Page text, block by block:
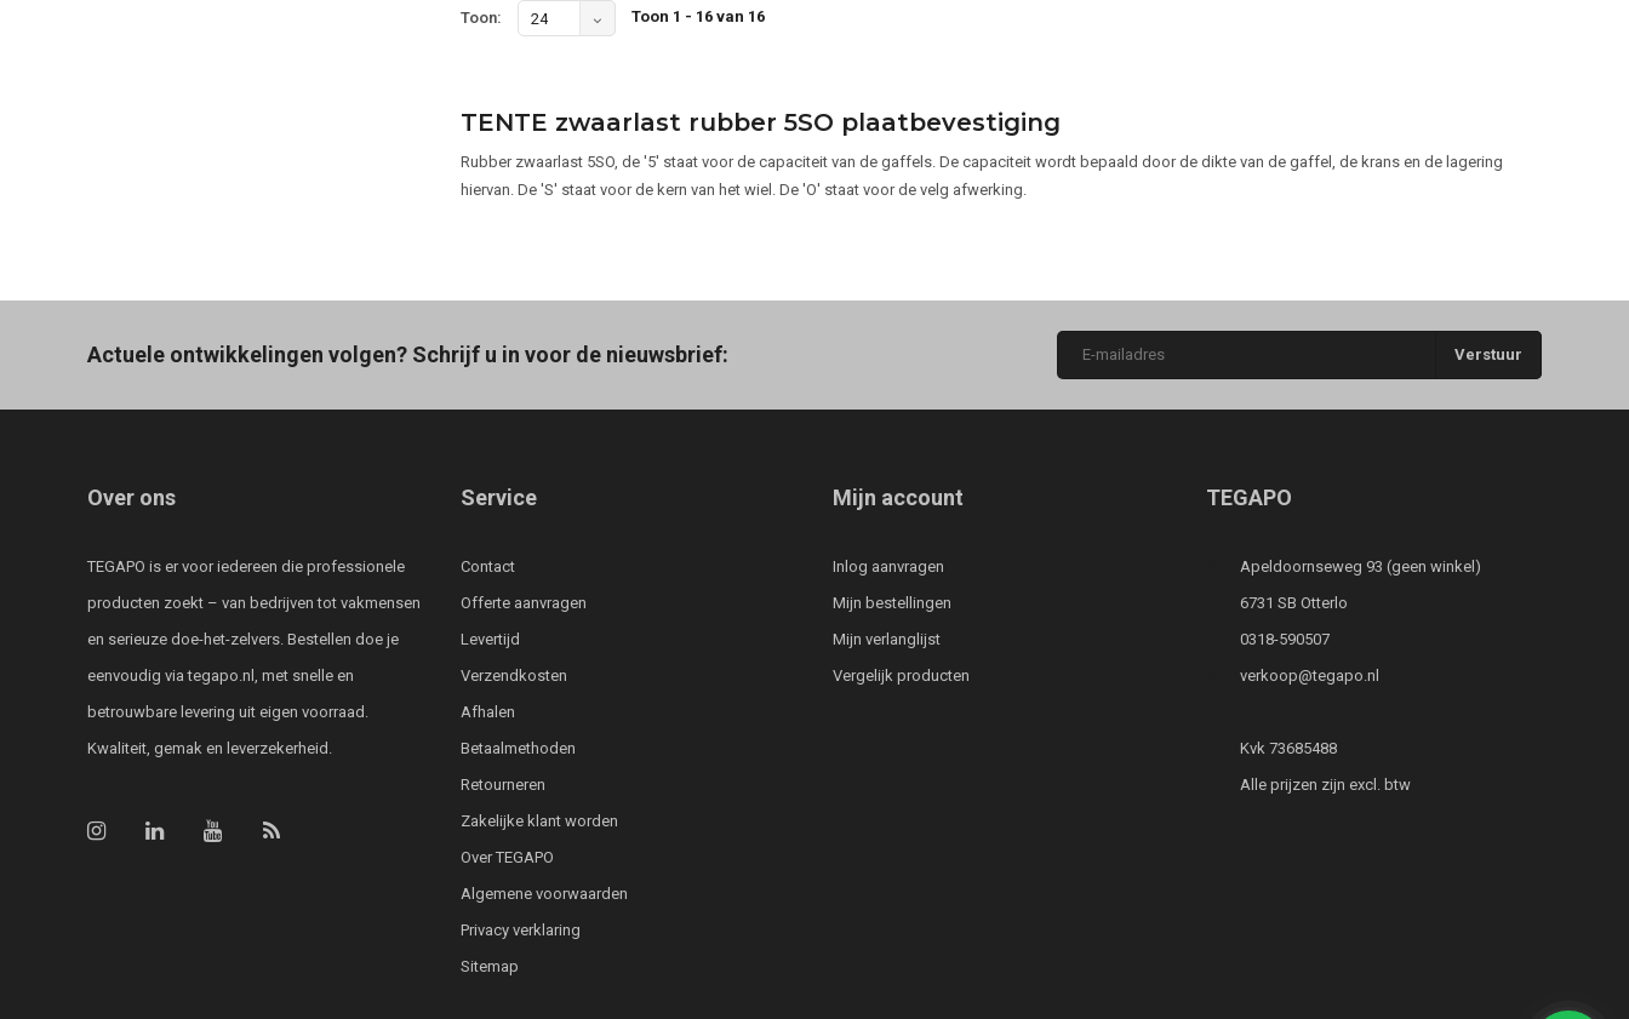
Toon: 24 Toon 1 - 16 van 16
TENTE zwaarlast rubber 5SO plaatbevestiging
Rubber zwaarlast 5SO, de '5' staat voor de capaciteit van de gaffels. De capaciteit wordt bepaald door de dikte van de gaffel, de krans en de lagering
hiervan. De 'S' staat voor de kern van het wiel. De 'O' staat voor de velg afwerking.
Actuele ontwikkelingen volgen? Schrijf u in voor de nieuwsbrief: Verstuur
Over ons
TEGAPO is er voor iedereen die professionele
producten zoekt – van bedrijven tot vakmensen
en serieuze doe-het-zelvers. Bestellen doe je
eenvoudig via tegapo.nl, met snelle en
betrouwbare levering uit eigen voorraad.
Kwaliteit, gemak en leverzekerheid.
Service
Contact
Offerte aanvragen
Levertijd
Verzendkosten
Afhalen
Betaalmethoden
Retourneren
Zakelijke klant worden
Over TEGAPO
Algemene voorwaarden
Privacy verklaring
Sitemap
Mijn account
Inlog aanvragen
Mijn bestellingen
Mijn verlanglijst
Vergelijk producten
TEGAPO
Apeldoornseweg 93 (geen winkel)
6731 SB Otterlo
0318-590507
verkoop@tegapo.nl
Kvk 73685488
Alle prijzen zijn excl. btw